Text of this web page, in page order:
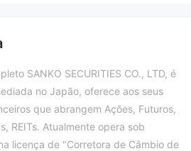
SANKO SECURITIES CO., LTD, é
no Japão, oferece aos seus
que abrangem Ações, Futuros,
REITs. Atualmente opera sob
licença de "Corretora de Câmbio de